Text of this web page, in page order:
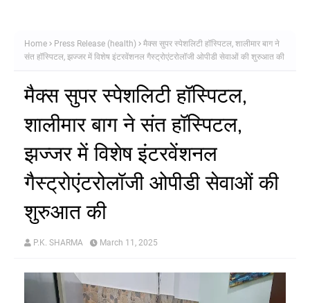
Home Press Release (health)
मैक्स सुपर स्पेशलिटी हॉस्पिटल, शालीमार बाग ने
संत हॉस्पिटल, झज्जर में विशेष इंटरवेंशनल गैस्ट्रोएंटरोलॉजी ओपीडी सेवाओं की शुरुआत की
मैक्स सुपर स्पेशलिटी हॉस्पिटल,
शालीमार बाग ने संत हॉस्पिटल,
झज्जर में विशेष इंटरवेंशनल
गैस्ट्रोएंटरोलॉजी ओपीडी सेवाओं की
शुरुआत की
P.K. SHARMA March 11, 2025